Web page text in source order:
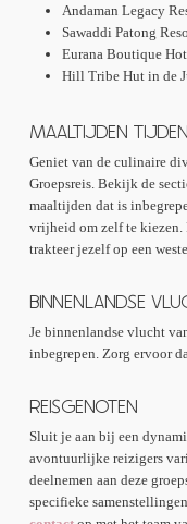
Andaman Legacy
Sawaddi Patong
Eurana Boutique
Hill Tribe Hut in de
MAALTIJDEN
Geniet van de culinaire
Groepsreis. Bekijk de
maaltijden dat is
vrijheid om zelf te kiezen.
trakteer jezelf op een
BINNENLANDSE
Je binnenlandse vlucht
inbegrepen. Zorg ervoor
REISGENOTEN
Sluit je aan bij een
avontuurlijke reizigers
deelnemen aan deze
specifieke